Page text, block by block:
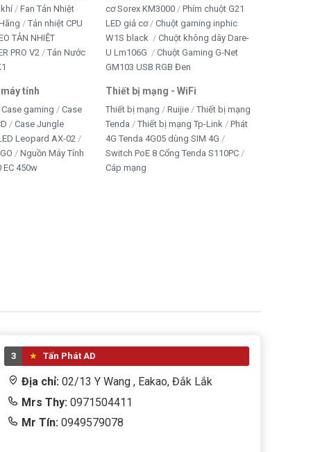
Fan Tản Nhiệt
Tản nhiệt CPU
TẢN NHIỆT
PRO V2
Tản Nước
tính
Case gaming
Case
Case Jungle
Leopard AX-02
Nguồn Máy Tính
EC 450w
cơ Sorex KM3000
Phím chuột G21
LED giả cơ
Chuột gaming inphic
W1S black
Chuột không dây Dare-
U Lm106G
Chuột Gaming G-Net
GM103 USB RGB Đen
Thiết bị mạng - WiFi
Thiết bị mạng Ruijie
Thiết bị mạng
Tenda
Thiết bị mạng Tp-Link
Phát
4G Tenda 4G05 dùng SIM 4G
Switch PoE 8 Cổng Tenda S110PC
Cáp mạng
3 Tấn Phát AD
Địa chỉ:02/13 Y Wang , Eakao, Đắk Lắk
Mrs Thy: 0971504411
Mr Tín: 0949579078